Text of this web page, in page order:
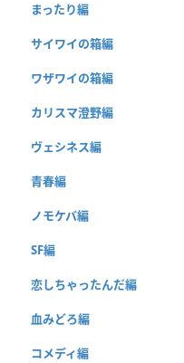
まったり編
サイワイの箱編
ワザワイの箱編
カリスマ澄野編
ヴェシネス編
青春編
ノモケバ編
SF編
恋しちゃったんだ編
血みどろ編
コメディ編